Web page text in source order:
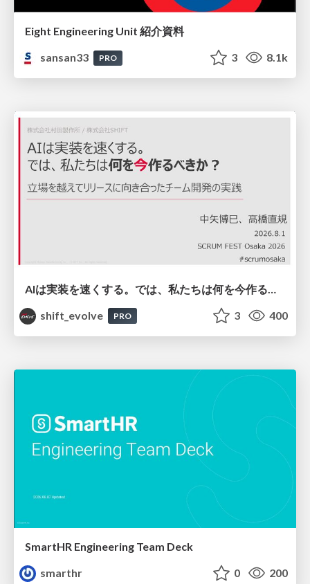
Eight Engineering Unit 紹介資料
sansan33
PRO 3 8.1k
shift_evolve
PRO 3 400
SmartHR Engineering Team Deck
smarthr
0 200